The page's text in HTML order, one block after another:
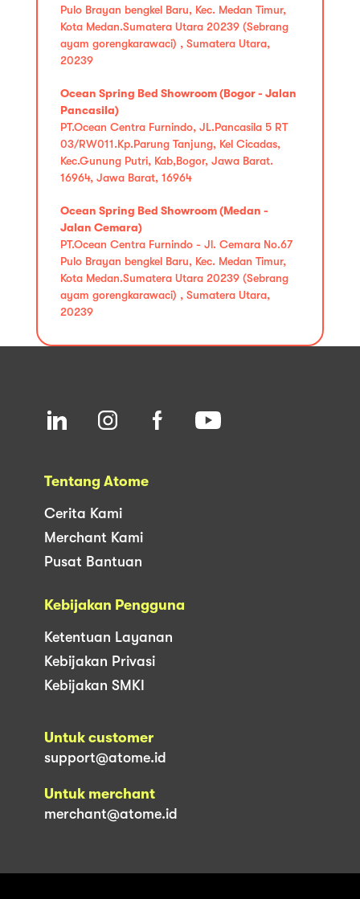
Pulo Brayan bengkel Baru, Kec. Medan Timur,
Kota Medan.Sumatera Utara 20239 (Sebrang
ayam gorengkarawaci) , Sumatera Utara,
20239
Ocean Spring Bed Showroom (Bogor - Jalan
Pancasila)
PT.Ocean Centra Furnindo, JL.Pancasila 5 RT
03/RW011.Kp.Parung Tanjung, Kel Cicadas,
Kec.Gunung Putri, Kab,Bogor, Jawa Barat.
16964, Jawa Barat, 16964
Ocean Spring Bed Showroom (Medan -
Jalan Cemara)
PT.Ocean Centra Furnindo - Jl. Cemara No.67
Pulo Brayan bengkel Baru, Kec. Medan Timur,
Kota Medan.Sumatera Utara 20239 (Sebrang
ayam gorengkarawaci) , Sumatera Utara,
20239
Tentang Atome
Cerita Kami
Merchant Kami
Pusat Bantuan
Kebijakan Pengguna
Ketentuan Layanan
Kebijakan Privasi
Kebijakan SMKI
Untuk customer
support@atome.id
Untuk merchant
merchant@atome.id